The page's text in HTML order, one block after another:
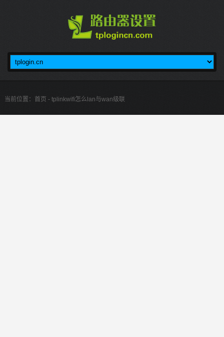
当前位置： 首页 - tplinkwifi怎么lan与wan级联